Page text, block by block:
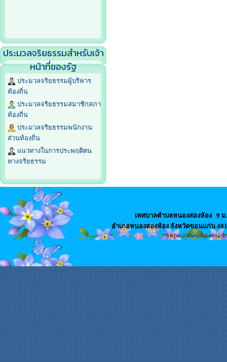
ประมวลจริยธรรมสำหรับเจ้า
หน้าที่ของรัฐ
ประมวลจริยธรรมผู้บริหาร
ท้องถิ่น
ประมวลจริยธรรมสมาชิกสภา
ท้องถิ่น
ประมวลจริยธรรมพนักงาน
ส่วนท้องถิ่น
แนวทางในการประพฤติตน
ทางจริยธรรม
เทศบาลตำบลหนองสองห้อง 9
อำเภอหนองสองห้อง จังหวัดขอนแก่น
https://
สล็อตเว็บตรง เว็บปั้มไลค์